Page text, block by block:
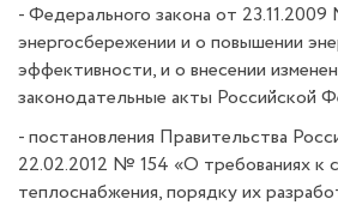
- Федерального закона от
энергосбережении и о повышении
эффективности, и о внесении
законодательные акты Российской
- постановления Правительства
22.02.2012 № 154 «О требованиях к
теплоснабжения, порядку их